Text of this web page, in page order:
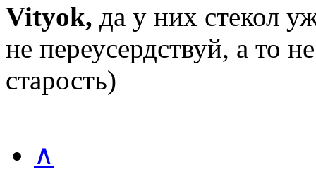
Vityok, да у них стекол
не переусердствуй, а то
старость)
∧